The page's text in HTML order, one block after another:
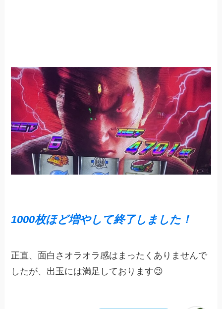
1000枚ほど増やして終了しました！
正直、面白さオラオラ感はまったくありませんで
したが、出玉には満足しております😉